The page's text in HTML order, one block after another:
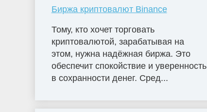
Биржа криптовалют Binance
Тому, кто хочет торговать
криптовалютой, зарабатывая на
этом, нужна надёжная биржа. Это
обеспечит спокойствие и уверенность
в сохранности денег. Сред...